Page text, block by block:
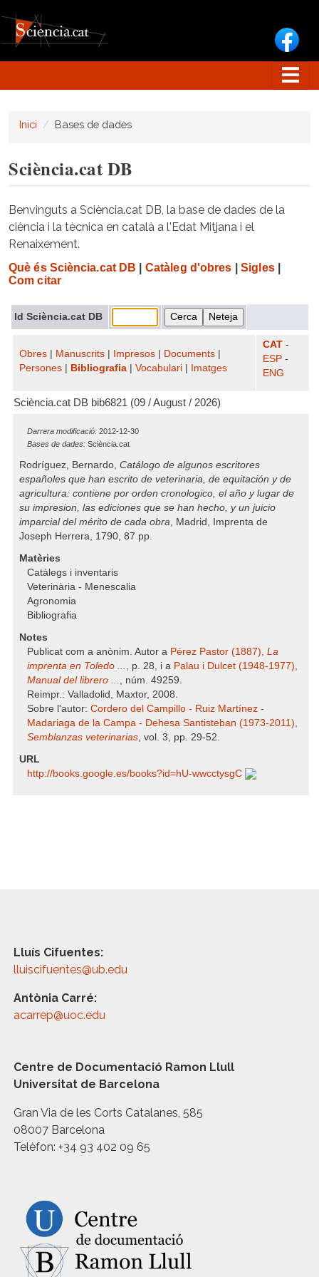
Inici Bases de dades
Sciència.cat DB
Benvinguts a Sciència.cat DB, la base de dades de la
ciència i la tècnica en català a l'Edat Mitjana i el
Renaixement.
Què és Sciència.cat DB Catàleg d'obres Sigles|
Com citar
Id Sciència.cat DB
Obres Manuscrits Impresos Documents
Persones
Bibliografia Vocabulari Imatges
CAT -
ESP -
ENG
Sciència.cat DB bib6821 (09 / August / 2026)
Darrera modificació: 2012-12-30
Bases de dades: Sciència.cat
Rodríguez, Bernardo, Catálogo de algunos escritores
españoles que han escrito de veterinaria, de equitación y de
agricultura: contiene por orden cronologico, el año y lugar de
su impresion, las ediciones que se han hecho, y un juicio
imparcial del mérito de cada obra, Madrid, Imprenta de
Joseph Herrera, 1790, 87 pp.
Matèries
Catàlegs i inventaris
Veterinària - Menescalia
Agronomia
Bibliografia
Notes
Publicat com a anònim. Autor a Pérez Pastor (1887), La
imprenta en Toledo ... , p. 28, i a Palau i Dulcet (1948-1977),
Manual del librero ... , núm. 49259.
Reimpr.: Valladolid, Maxtor, 2008.
Sobre l'autor: Cordero del Campillo - Ruiz Martínez -
Madariaga de la Campa - Dehesa Santisteban (1973-2011),
Semblanzas veterinarias, vol. 3, pp. 29-52.
URL
http:/​/​books.google.es/​books?id=hU-wwcctysgC
Lluís Cifuentes:
lluiscifuentes@ub.edu
Antònia Carré:
acarrep@uoc.edu
Centre de Documentació Ramon Llull
Universitat de Barcelona
Gran Via de les Corts Catalanes, 585
08007 Barcelona
Telèfon: +34 93 402 09 65